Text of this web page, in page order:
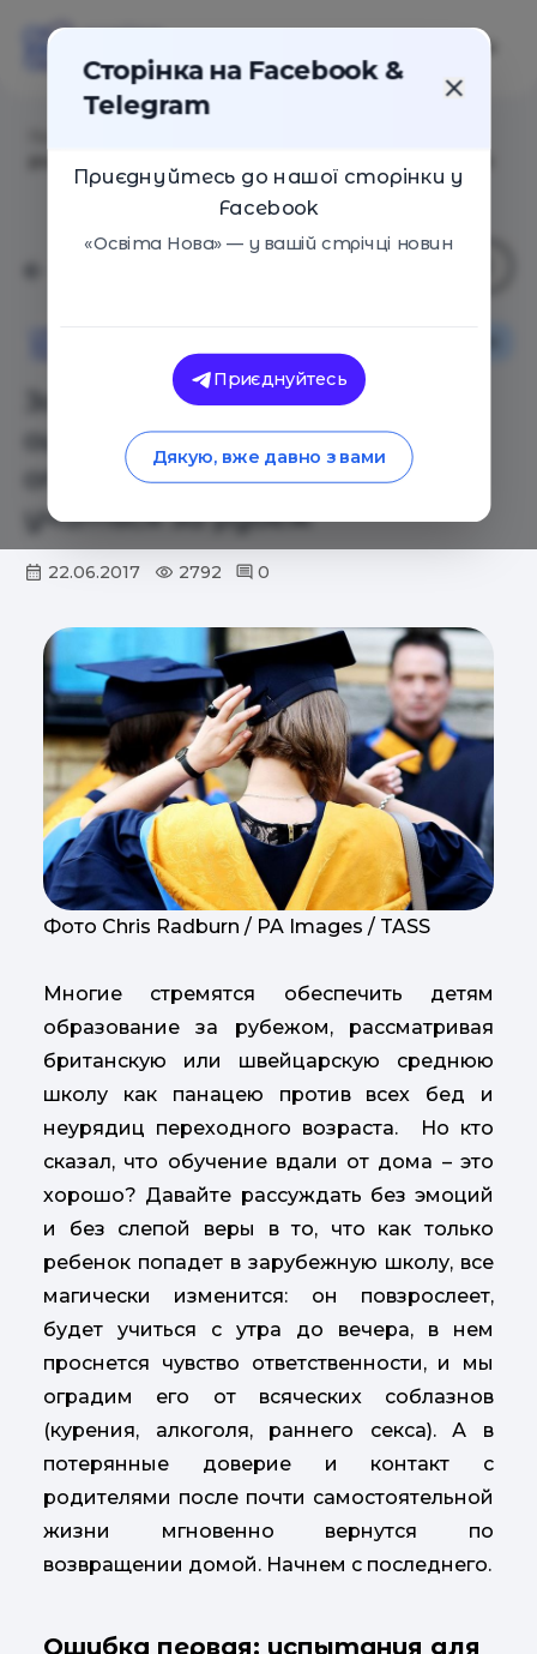
Запад не поможет: три
ошибки родителей,
отправляющих детей
учиться за рубеж
22.06.2017 2792 0
Фото Chris Radburn / PA Images / TASS
Многие стремятся обеспечить детям
образование за рубежом, рассматривая
британскую или швейцарскую среднюю
школу как панацею против всех бед и
неурядиц переходного возраста. Но кто
сказал, что обучение вдали от дома – это
хорошо? Давайте рассуждать без эмоций
и без слепой веры в то, что как только
ребенок попадет в зарубежную школу, все
магически изменится: он повзрослеет,
будет учиться с утра до вечера, в нем
проснется чувство ответственности, и мы
оградим его от всяческих соблазнов
(курения, алкоголя, раннего секса). А в
потерянные доверие и контакт с
родителями после почти самостоятельной
жизни мгновенно вернутся по
возвращении домой. Начнем с последнего.
Ошибка первая: испытания для
Сторінка на Facebook &
Telegram
Приєднуйтесь до нашої сторінки у
Facebook
«Освіта Нова» — у вашій стрічці новин
Приєднуйтесь
Дякую, вже давно з вами